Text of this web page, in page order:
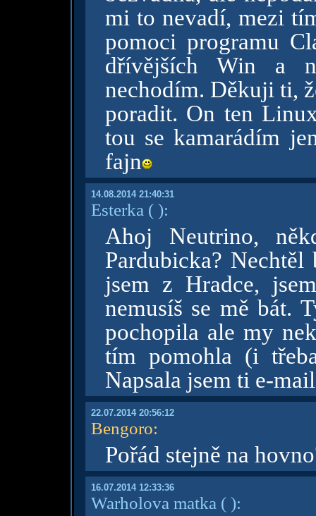
mi to nevadí, mezi
pomoci programu
dřívějších Win a
nechodím. Děkuji ti,
poradit. On ten
tou se kamarádím
fajn
14.08.2014 21:40:31
Esterka ( ):
Ahoj Neutrino,
Pardubicka?
jsem z Hradce,
nemusíš se mě bát.
pochopila ale my
tím pomohla (i
Napsala jsem ti e-
22.07.2014 20:56:12
Bengoro:
Pořád stejně na
16.07.2014 12:33:36
Warholova matka ( ):